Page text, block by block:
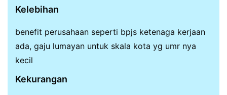
Kelebihan
benefit perusahaan seperti bpjs ketenaga kerjaan
ada, gaju lumayan untuk skala kota yg umr nya
kecil
Kekurangan